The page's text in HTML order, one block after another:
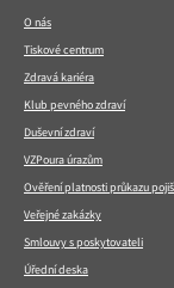
O nás
Tiskové centrum
Zdravá kariéra
Klub pevného zdraví
Duševní zdraví
VZPoura úrazům
Ověření platnosti průkazu
Veřejné zakázky
Smlouvy s poskytovateli
Úřední deska